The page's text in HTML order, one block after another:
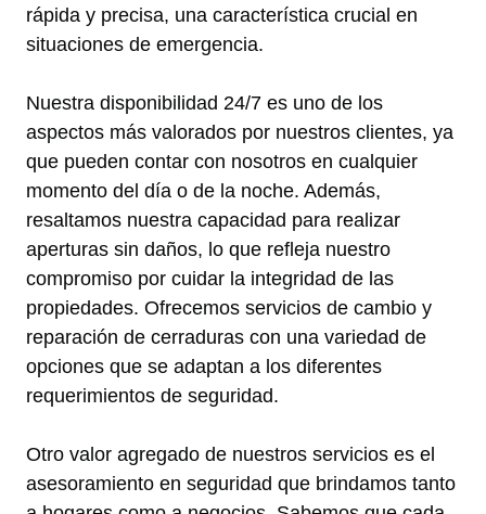
rápida y precisa, una característica crucial en
situaciones de emergencia.
Nuestra disponibilidad 24/7 es uno de los
aspectos más valorados por nuestros clientes, ya
que pueden contar con nosotros en cualquier
momento del día o de la noche. Además,
resaltamos nuestra capacidad para realizar
aperturas sin daños, lo que refleja nuestro
compromiso por cuidar la integridad de las
propiedades. Ofrecemos servicios de cambio y
reparación de cerraduras con una variedad de
opciones que se adaptan a los diferentes
requerimientos de seguridad.
Otro valor agregado de nuestros servicios es el
asesoramiento en seguridad que brindamos tanto